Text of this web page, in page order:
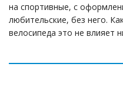
на спортивные, с
любительские, без него.
велосипеда это не влияет